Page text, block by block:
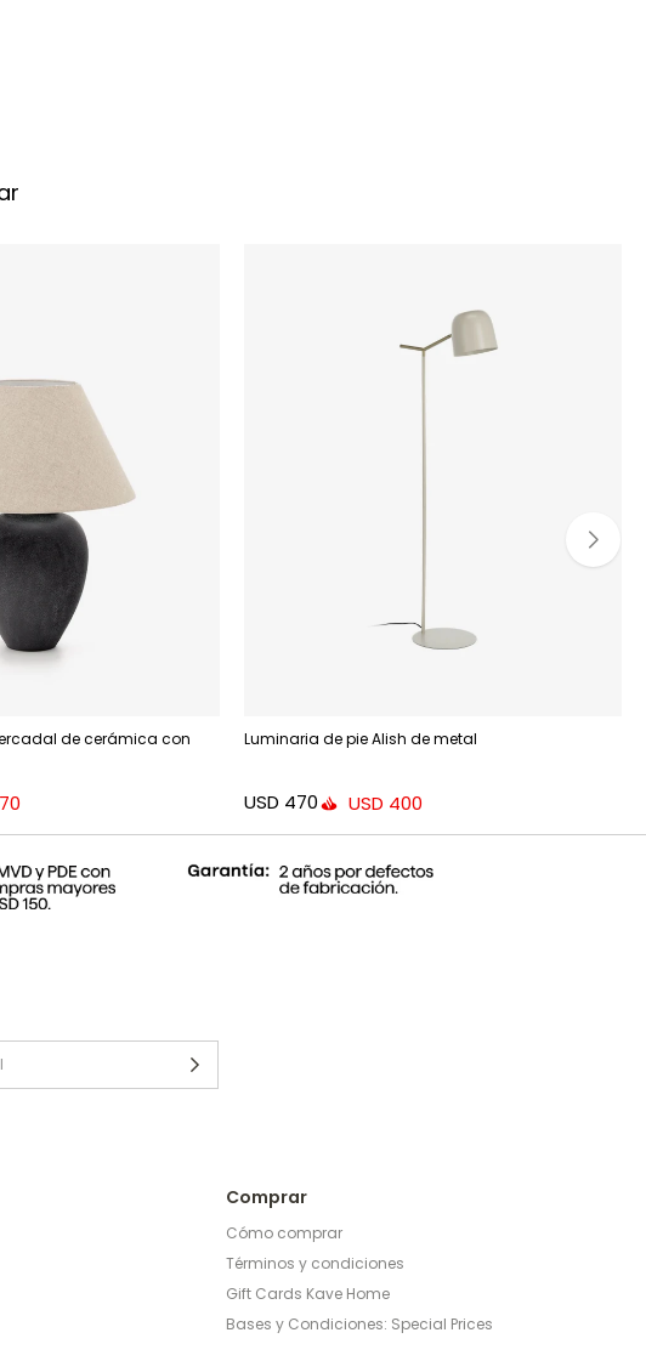
de cerámica con
Luminaria de pie Alish de metal
USD 470 USD 400
Comprar
Cómo comprar
Términos y condiciones
Gift Cards Kave Home
Bases y Condiciones: Special Prices